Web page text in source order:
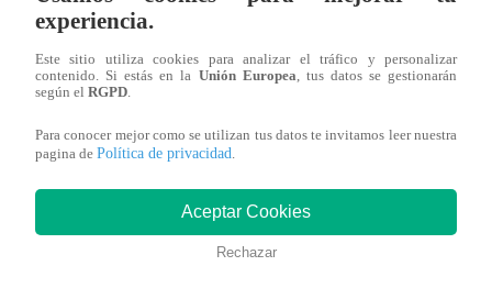
Monique Pardo y Adriana Zubiate jugaron
experiencia.
Este sitio utiliza cookies para analizar el tráfico y personalizar
contenido. Si estás en la Unión Europea , tus datos se gestionarán
según el RGPD
Para conocer mejor como se utilizan tus datos te invitamos leer nuestra
pagina de Política de privacidad
Aceptar Cookies
Rechazar